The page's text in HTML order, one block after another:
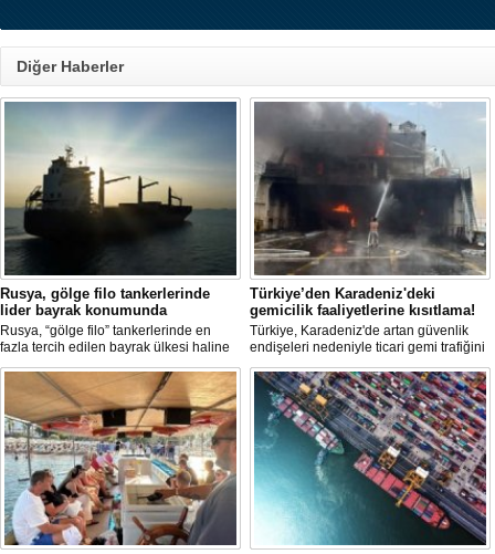
Diğer Haberler
Rusya, gölge filo tankerlerinde
lider bayrak konumunda
Rusya, “gölge filo” tankerlerinde en
fazla tercih edilen bayrak ülkesi haline
geldi. Yaptırım baskısının artmasıyla
birlikte çok sayıda tanker Rus bayrağına
geçerken, bu durum küresel denizcilik
yaptırımlarının uygulanması açısından
yeni bir tablo ortaya koyuyor.
Türkiye’den Karadeniz'deki
gemicilik faaliyetlerine kısıtlama!
Türkiye, Karadeniz'de artan güvenlik
endişeleri nedeniyle ticari gemi trafiğini
kısıtlamaya başladı. Bu durum,
bölgedeki gıda güvenliğini tehdit ediyor.